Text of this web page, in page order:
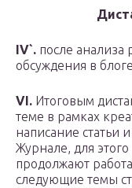
IV`. после анализа
обсуждения в
VI. Итоговым
теме в рамках
написание статьи
Журнале, для
продолжают
следующие темы